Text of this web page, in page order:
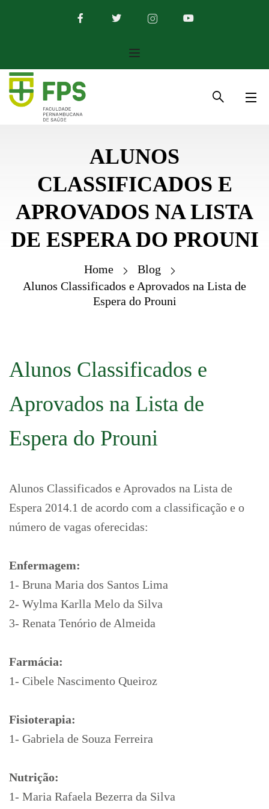
ALUNOS
CLASSIFICADOS E
APROVADOS NA LISTA
DE ESPERA DO PROUNI
Home
Blog
Alunos Classificados e Aprovados na Lista de
Espera do Prouni
Alunos Classificados e
Aprovados na Lista de
Espera do Prouni
Alunos Classificados e Aprovados na Lista de
Espera 2014.1 de acordo com a classificação e o
número de vagas oferecidas:
Enfermagem:
1- Bruna Maria dos Santos Lima
2- Wylma Karlla Melo da Silva
3- Renata Tenório de Almeida
Farmácia:
1- Cibele Nascimento Queiroz
Fisioterapia:
1- Gabriela de Souza Ferreira
Nutrição:
1- Maria Rafaela Bezerra da Silva